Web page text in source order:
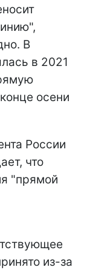
В
в 2021
осени
России
что
"прямой
из-за